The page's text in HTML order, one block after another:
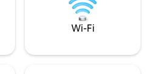
disponíveis para
cayos e a praia.
Wi-Fi